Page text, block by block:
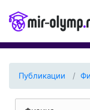
Публикации